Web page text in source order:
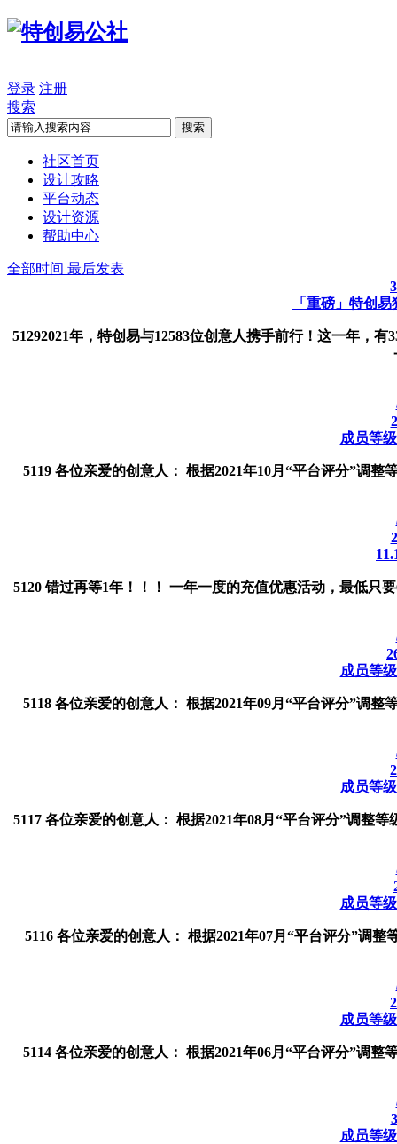
登录 注册
搜索
搜索
社区首页
设计攻略
平台动态
设计资源
帮助中心
全部时间 最后发表
「重磅」特创
51292021年，特创易与12583位创意人携手前行！这一年，
成员等
5119 各位亲爱的创意人： 根据2021年10月“平台评分”调
5120 错过再等1年！！！ 一年一度的充值优惠活动，最低只
成员等
5118 各位亲爱的创意人： 根据2021年09月“平台评分”调
成员等
5117 各位亲爱的创意人： 根据2021年08月“平台评分”调整
成员等
5116 各位亲爱的创意人： 根据2021年07月“平台评分”调
成员等
5114 各位亲爱的创意人： 根据2021年06月“平台评分”调
成员等